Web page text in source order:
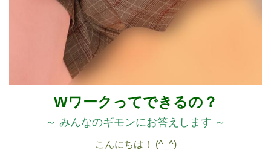
Wワークってできるの？
～ みんなのギモンにお答えします ～
こんにちは！ (^_^)